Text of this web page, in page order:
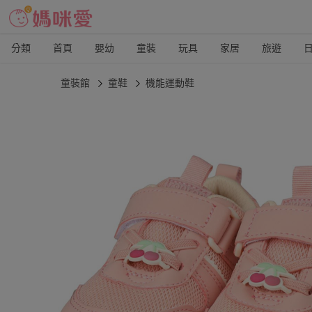
分類 首頁 嬰幼 童裝 玩具 家居 旅遊
童裝館 童鞋 機能運動鞋